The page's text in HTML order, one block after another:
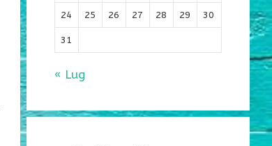
24 25 26 27 28 29 30
31
« Lug